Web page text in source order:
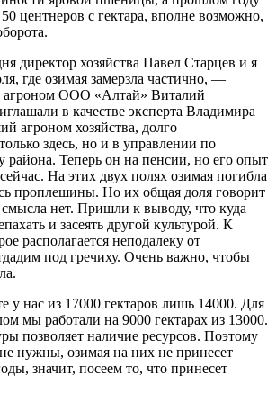
центнеров с гектара, вполне возможно,
директор хозяйства Павел Старцев и я
где озимая замерзла частично, —
агроном ООО «Алтай» Виталий
в качестве эксперта Владимира
агроном хозяйства, долго
здесь, но и в управлении по
района. Теперь он на пенсии, но его опыт
На этих двух полях озимая погибла
проплешины. Но их общая доля говорит
смысла нет. Пришли к выводу, что куда
и засеять другой культурой. К
располагается неподалеку от
под гречиху. Очень важно, чтобы
у нас из 17000 гектаров лишь 14000. Для
мы работали на 9000 гектарах из 13000.
позволяет наличие ресурсов. Поэтому
нужны, озимая на них не принесет
значит, посеем то, что принесет